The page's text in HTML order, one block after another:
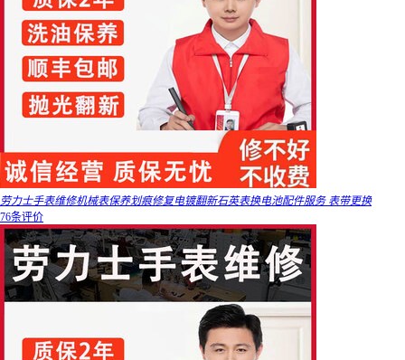
劳力士手表维修机械表保养划痕修复电镀翻新石英表换电池配件服务 表带更换
76条评价